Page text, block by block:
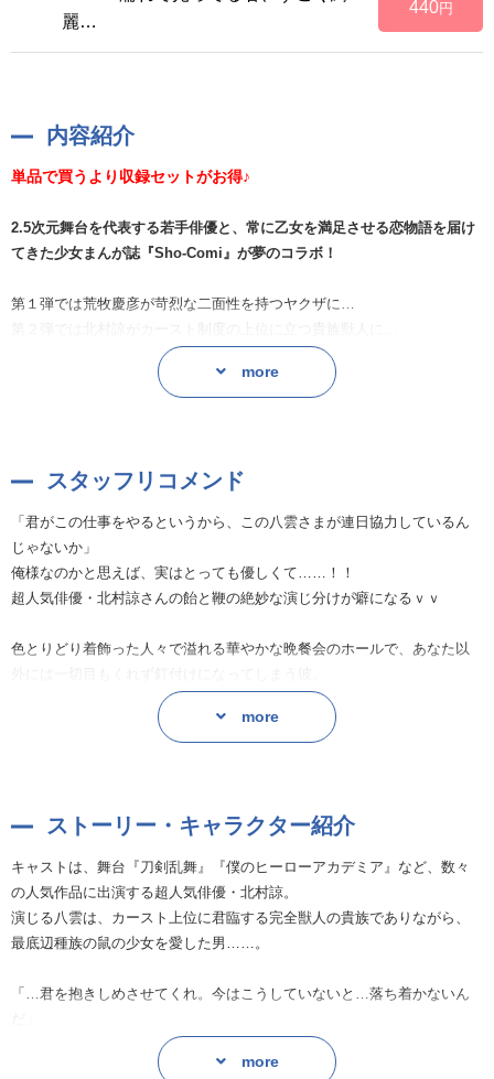
麗…
440円
内容紹介
単品で買うより収録セットがお得♪
2.5次元舞台を代表する若手俳優と、常に乙女を満足させる恋物語を届け
てきた少女まんが誌『Sho-Comi』が夢のコラボ！
第１弾では荒牧慶彦が苛烈な二面性を持つヤクザに…
第２弾では北村諒がカースト制度の上位に立つ貴族獣人に…
まるでヒロイン気分で愛される、本格シチュエーションドラマCDが登
白石ユキ先生の大人気獣人×格差ロマンスコミック『窮鼠の契り―偽りの
★小学館発行の少女まんが誌『Sho-Comi』2020年21号にトラック
【１】〜【6】が収録されたふろくがついてくる！★
https://sho-comi.com/
more
スタッフリコメンド
「君がこの仕事をやるというから、この八雲さまが連日協力しているん
じゃないか」
俺様なのかと思えば、実はとっても優しくて……！！
超人気俳優・北村諒さんの飴と鞭の絶妙な演じ分けが癖になるｖｖ
色とりどり着飾った人々で溢れる華やかな晩餐会のホールで、あなた以
自分以外の男に触れさせないようにとマーキングをしてきたり、あなた
に手を出そうとしたＶＩＰ相手にもひるまず脅しをかけたりと……。
「Track6.俺のこと、癒やしてくれる？」
いつも気丈に振舞ってきた彼が、気を許してホっとできるひと時……。
「君の手で撫でられるの、好きなんだ。」
二人だけの、あたたかく穏やかな時間がゆっくり流れますｖｖ
more
ストーリー・キャラクター紹介
キャストは、舞台『刀剣乱舞』『僕のヒーローアカデミア』など、数々
の人気作品に出演する超人気俳優・北村諒。
演じる八雲は、カースト上位に君臨する完全獣人の貴族でありながら、
最底辺種族の鼠の少女を愛した男……。
「…君を抱きしめさせてくれ。今はこうしていないと…落ち着かないん
獣人貴族の求愛を、豪華キャストが熱演☆
more